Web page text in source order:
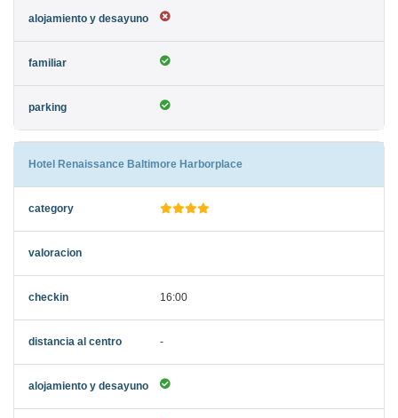
Hotel Renaissance Baltimore Harborplace
16:00
-